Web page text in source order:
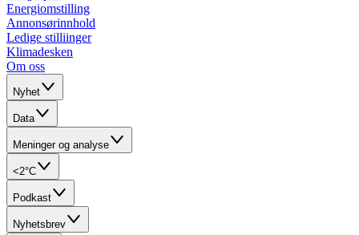
Energiomstilling
Annonsørinnhold
Ledige stilliinger
Klimadesken
Om oss
Nyhet
Data
Meninger og analyse
<2°C
Podkast
Nyhetsbrev